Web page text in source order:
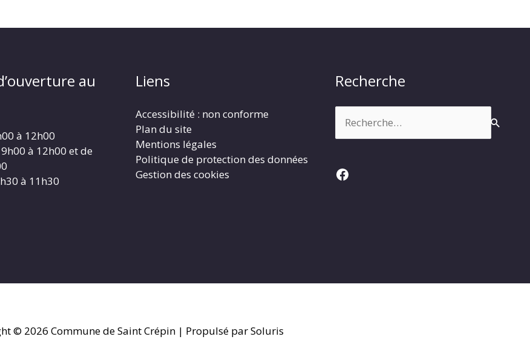
au
à 12h00
à 12h00 et de
à 11h30
Liens
Accessibilité : non conforme
Plan du site
Mentions légales
Politique de protection des données
Gestion des cookies
Recherche
Facebook
© 2026 Commune de Saint Crépin| Propulsé par Soluris